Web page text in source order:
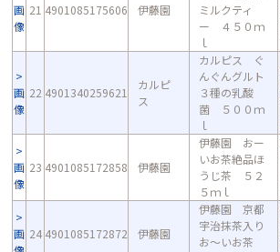
画
像
21 4901085175606 伊藤園
ミルクティ
ー ４５０ｍ
ｌ
画
像
22 4901340259621
カルピ
ス
カルピス ぐ
んぐんグルト
３種の乳酸
菌 ５００ｍ
ｌ
画
像
23 4901085172858 伊藤園
伊藤園 おー
いお茶絶品ほ
うじ茶 ５２
５ｍｌ
画 24 4901085172872 伊藤園
伊藤園 京都
宇治抹茶入り
お～いお茶